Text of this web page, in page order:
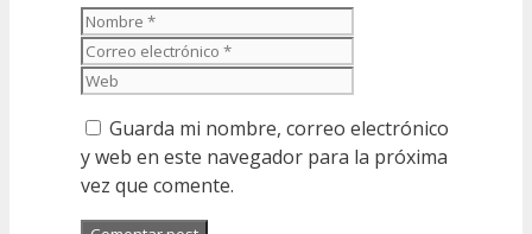
Nombre
Guarda mi nombre, correo electrónico
y web en este navegador para la próxima
vez que comente.